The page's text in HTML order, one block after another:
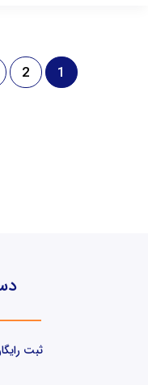
1
2
ثبت